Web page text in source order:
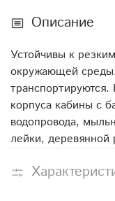
Описание
Устойчивы к
окружающей
корпуса кабины с
водопровода,
лейки, деревянной